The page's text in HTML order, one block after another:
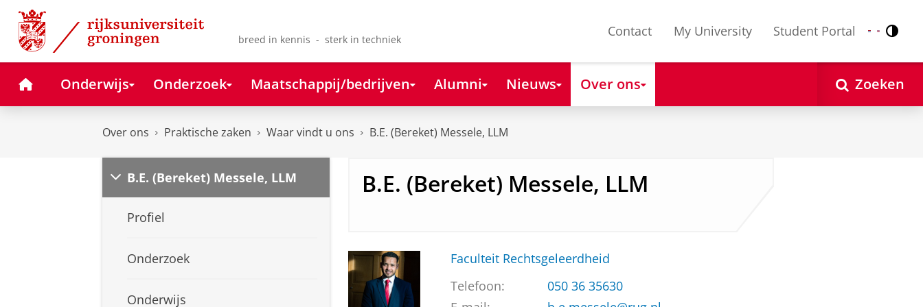
Skip
Content
Skip
Navigation
breed in kennis - sterk in techniek
Contact My University Student Portal Nederlands
English
HomeOnderwijs Onderzoek Maatschappij/bedrijven Alumni Nieuws Over ons Zoeken
Over ons Praktische zaken Waar vindt u ons B.E. (Bereket) Messele, LLM
B.E. (Bereket) Messele, LLM
Profiel
Onderzoek
Onderwijs
B.E. (Bereket) Messele, LLM
Faculteit Rechtsgeleerdheid
Telefoon:
050 36 35630